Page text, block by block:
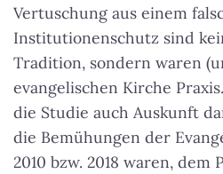
Vertuschung aus einem
Institutionenschutz sind
Tradition, sondern waren
evangelischen Kirche
die Studie auch Auskunft
die Bemühungen der
2010 bzw. 2018 waren, dem